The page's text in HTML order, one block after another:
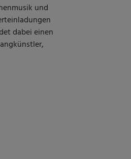
und
dabei einen